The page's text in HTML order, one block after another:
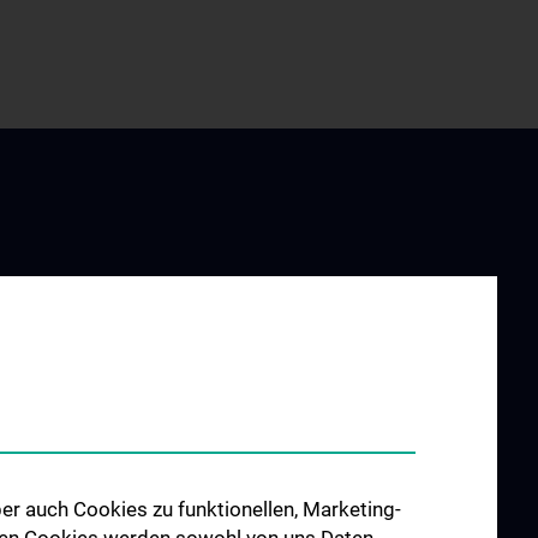
auch Cookies zu funktionellen, Marketing-